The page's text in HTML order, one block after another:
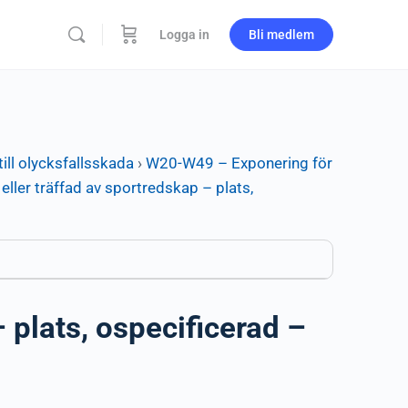
Logga in Bli medlem
olycksfallsskada › W20-W49 – Exponering för
träffad av sportredskap – plats,
plats, ospecificerad –